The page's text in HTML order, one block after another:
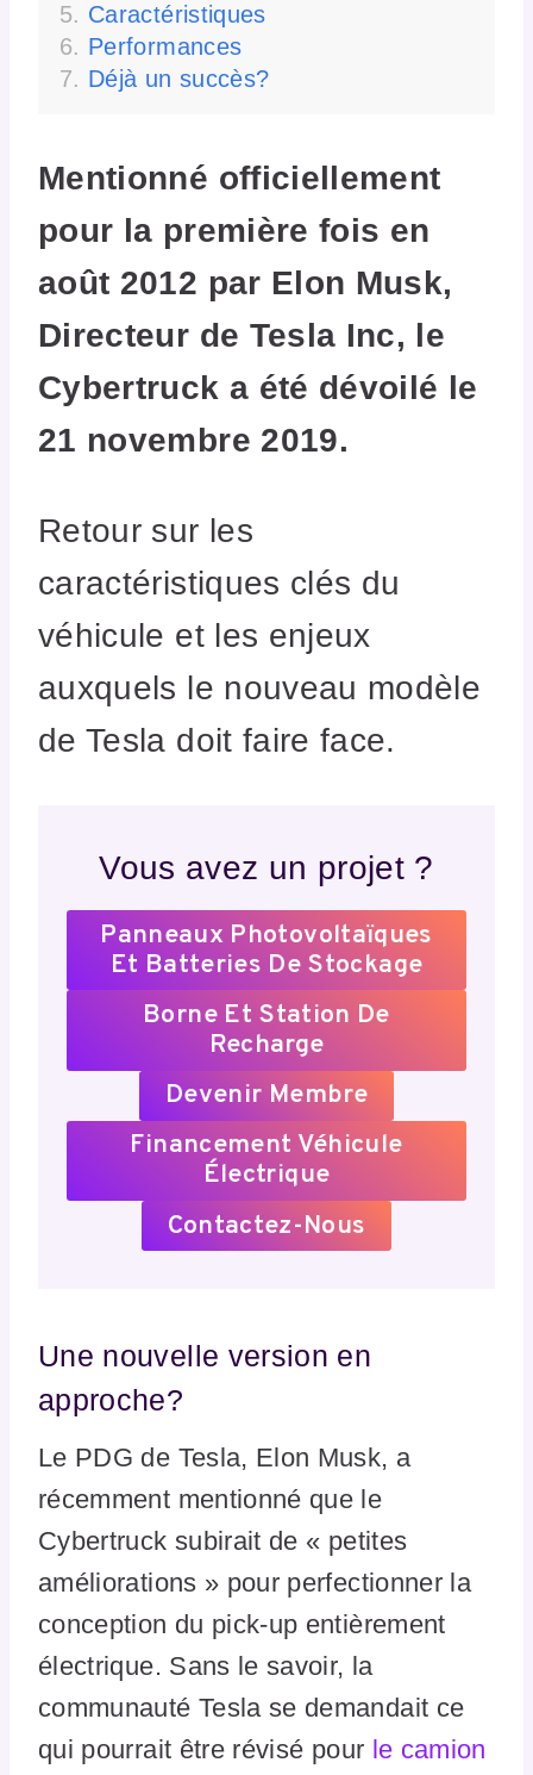
Caractéristiques
Performances
Déjà un succès?
Mentionné officiellement
pour la première fois en
août 2012 par Elon Musk,
Directeur de Tesla Inc, le
Cybertruck a été dévoilé le
21 novembre 2019.
Retour sur les
caractéristiques clés du
véhicule et les enjeux
auxquels le nouveau modèle
de Tesla doit faire face.
Vous avez un projet ?
Panneaux Photovoltaïques
Et Batteries De Stockage
Borne Et Station De
Recharge
Devenir Membre
Financement Véhicule
Électrique
Contactez-Nous
Une nouvelle version en
approche?
Le PDG de Tesla, Elon Musk, a
récemment mentionné que le
Cybertruck subirait de « petites
améliorations » pour perfectionner la
conception du pick-up entièrement
électrique. Sans le savoir, la
communauté Tesla se demandait ce
qui pourrait être révisé pour le camion